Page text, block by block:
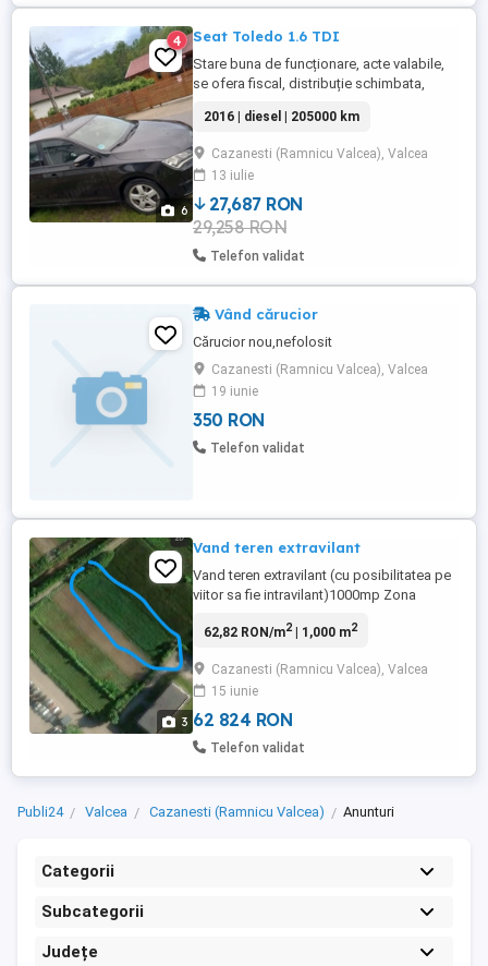
6
4 Seat Toledo 1.6 TDI
Stare buna de funcționare, acte valabile,
se ofera fiscal, distribuție schimbata,
2016 | diesel | 205000 km
Cazanesti (Ramnicu Valcea), Valcea
13 iulie
27,687 RON
29,258 RON
Telefon validat
Vând cărucior
Cărucior nou,nefolosit
Cazanesti (Ramnicu Valcea), Valcea
19 iunie
350 RON
Telefon validat
3
Vand teren extravilant
Vand teren extravilant (cu posibilitatea pe
viitor sa fie intravilant)1000mp Zona
strada Industriilor ,cu drum circulat si
pentru hale,sere,parcari ,agricol,in trecut s
a semanat pe el,lucerna grau porumb,cu
rezultate ...
62,82 RON/m2| 1,000 m2
Cazanesti (Ramnicu Valcea), Valcea
15 iunie
62 824 RON
Telefon validat
Publi24 Valcea Cazanesti (Ramnicu Valcea) Anunturi
Categorii
Subcategorii
Județe